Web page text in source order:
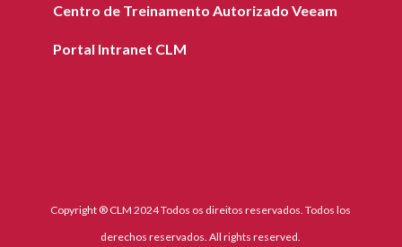
Centro de Treinamento Autorizado Veeam
Portal Intranet CLM
Copyright ® CLM 2024 Todos os direitos reservados. Todos los
derechos reservados. All rights reserved.